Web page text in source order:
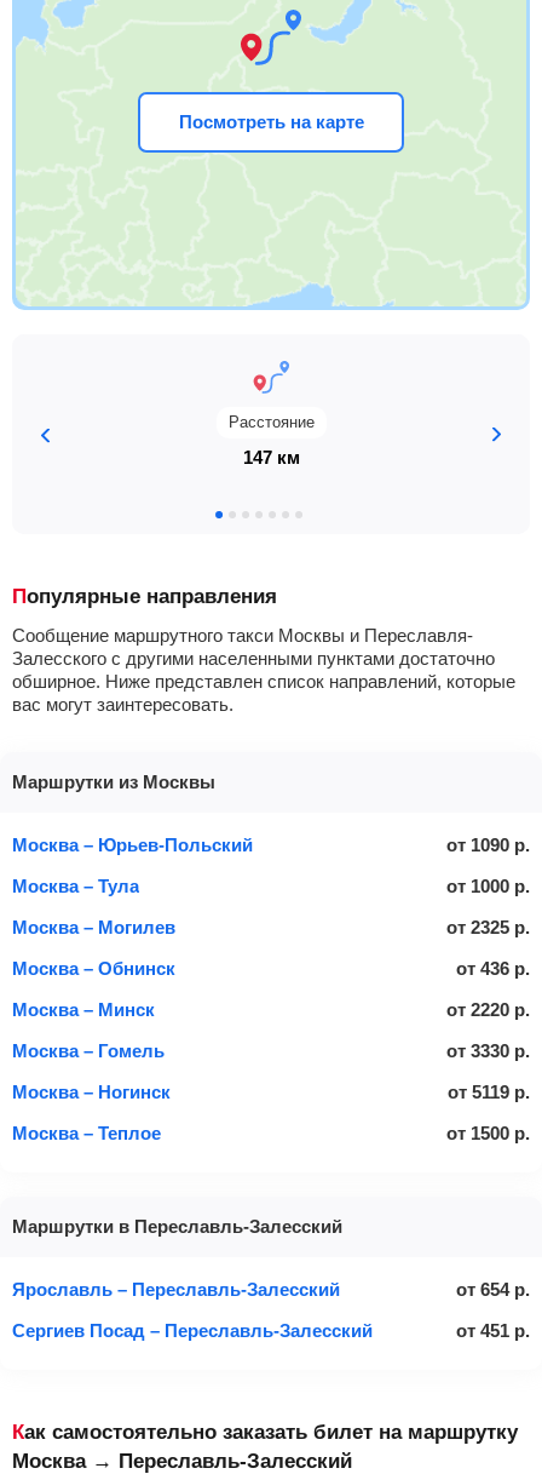
Посмотреть на карте
Расстояние
147 км
Популярные направления
Сообщение маршрутного такси Москвы и Переславля-
Залесского с другими населенными пунктами достаточно
обширное. Ниже представлен список направлений, которые
вас могут заинтересовать.
Маршрутки из Москвы
Москва – Юрьев-Польский от 1090 р.
Москва – Тула
от 1000 р.
Москва – Могилев
от 2325 р.
Москва – Обнинск
от 436 р.
Москва – Минск
от 2220 р.
Москва – Гомель
от 3330 р.
Москва – Ногинск
от 5119 р.
Москва – Теплое
от 1500 р.
Маршрутки в Переславль-Залесский
Ярославль – Переславль-Залесский от 654 р.
Сергиев Посад – Переславль-Залесский
от 451 р.
Как самостоятельно заказать билет на маршрутку
Москва → Переславль-Залесский